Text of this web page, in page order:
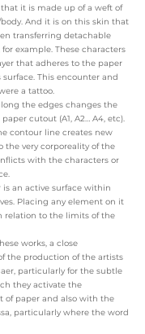
it is made up of a weft of
And it is on this skin that
transferring detachable
example. These characters
that adheres to the paper
This encounter and
a tattoo.
edges changes the
cutout (A1, A2… A4, etc).
contour line creates new
the very corporeality of the
with the characters or
active surface within
Placing any element on it
relation to the limits of the
works, a close
the production of the artists
​​particularly for the subtle
they activate the
of paper and also with the
particularly where the word